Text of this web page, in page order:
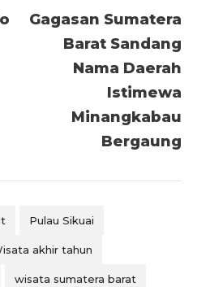
Gagasan Sumatera
Barat Sandang
Nama Daerah
Istimewa
Minangkabau
Bergaung
Pulau Sikuai
akhir tahun
wisata sumatera barat